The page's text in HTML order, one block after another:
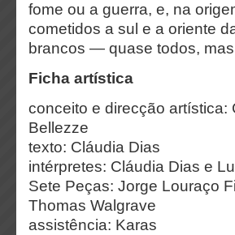
fome ou a guerra, e, na
cometidos a sul e a oriente
brancos — quase todos,
Ficha artística
conceito e direcção artística:
Bellezze
texto: Cláudia Dias
intérpretes: Cláudia Dias e
Sete Peças: Jorge Louraço
Thomas Walgrave
assistência: Karas